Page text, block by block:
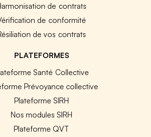
de contrats
de conformité
de vos contrats
PLATEFORMES
Santé Collective
Prévoyance collective
Plateforme SIRH
Nos modules SIRH
Plateforme QVT